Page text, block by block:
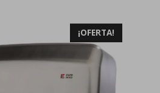
¡OFERTA!